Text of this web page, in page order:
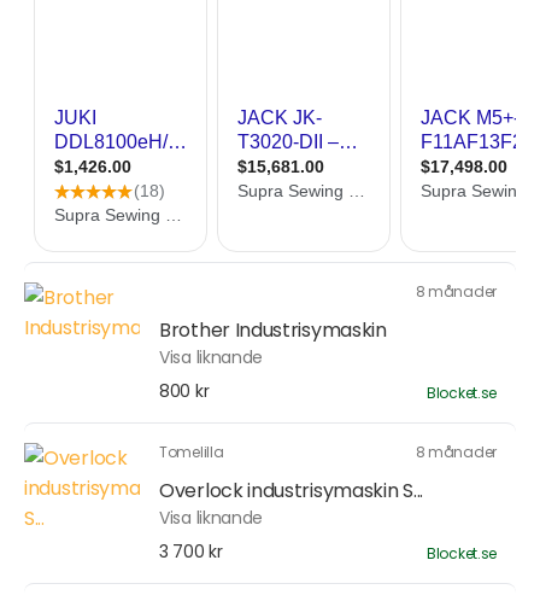
8 månader
Brother Industrisymaskin
Visa liknande
800 kr
Blocket.se
Tomelilla 8 månader
Overlock industrisymaskin S...
Visa liknande
3 700 kr
Blocket.se